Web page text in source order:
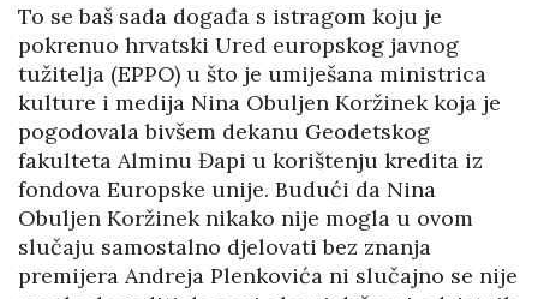
To se baš sada događa s istragom koju je
pokrenuo hrvatski Ured europskog javnog
tužitelja (EPPO) u što je umiješana ministrica
kulture i medija Nina Obuljen Koržinek koja je
pogodovala bivšem dekanu Geodetskog
fakulteta Alminu Đapi u korištenju kredita iz
fondova Europske unije. Budući da Nina
Obuljen Koržinek nikako nije mogla u ovom
slučaju samostalno djelovati bez znanja
premijera Andreja Plenkovića ni slučajno se nije